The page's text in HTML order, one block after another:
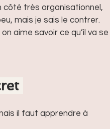
côté très organisationnel,
mais je sais le contrer.
aime savoir ce qu’il va se
il faut apprendre à